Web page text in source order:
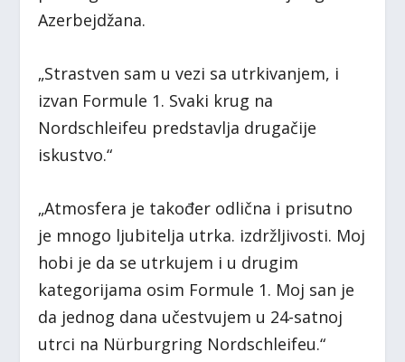
Azerbejdžana.
„Strastven sam u vezi sa utrkivanjem, i
izvan Formule 1. Svaki krug na
Nordschleifeu predstavlja drugačije
iskustvo.“
„Atmosfera je također odlična i prisutno
je mnogo ljubitelja utrka. izdržljivosti. Moj
hobi je da se utrkujem i u drugim
kategorijama osim Formule 1. Moj san je
da jednog dana učestvujem u 24-satnoj
utrci na Nürburgring Nordschleifeu.“